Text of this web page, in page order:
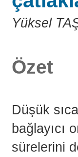
Yüksel
Özet
Düşük
bağlayıcı
sürelerini